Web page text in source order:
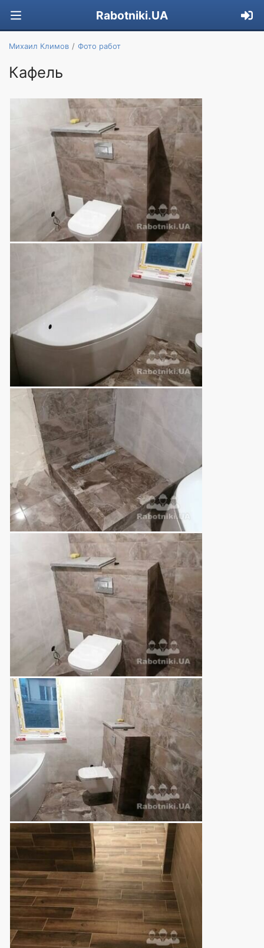
Rabotniki.UA
Михаил Климов Фото работ
Кафель